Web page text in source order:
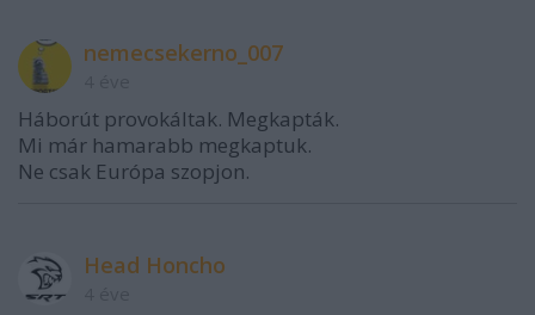
nemecsekerno_007
Háborút provokáltak. Megkapták.
Mi már hamarabb megkaptuk.
Ne csak Európa szopjon.
Head Honcho